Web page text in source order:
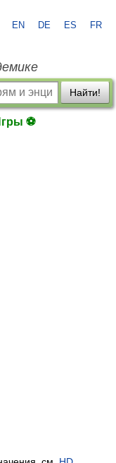
EN DE ES FR
Найти!
⚽